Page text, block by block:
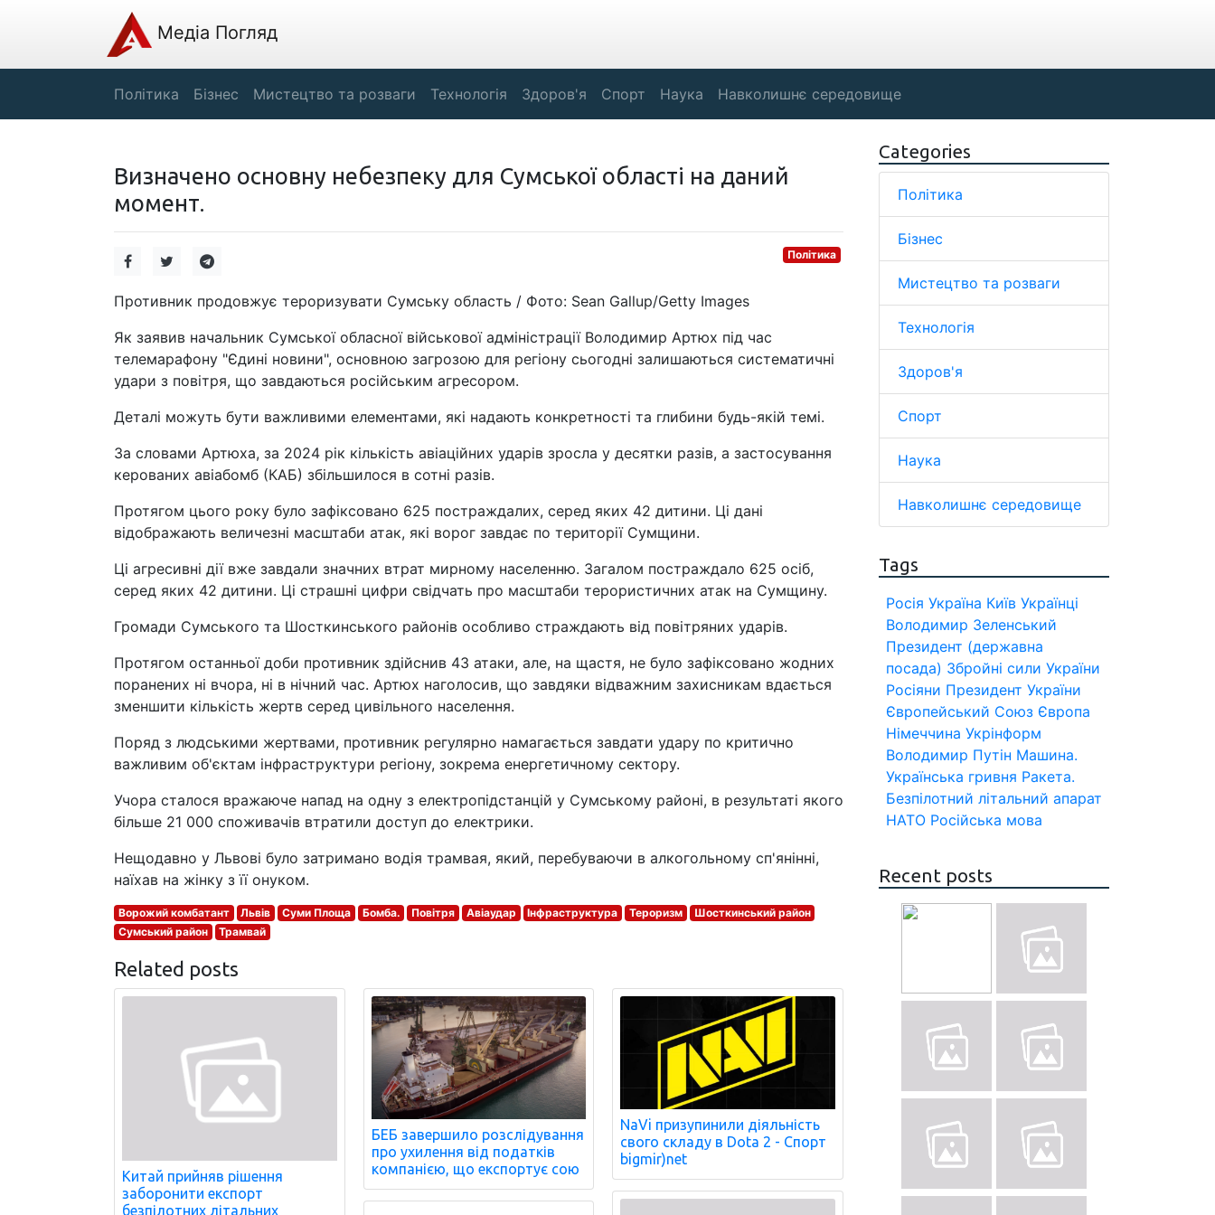
Медіа Погляд
Політика Бізнес Мистецтво та розваги Технологія Здоров'я Спорт Наука Навколишнє середовище
Визначено основну небезпеку для Сумської області на даний
момент.
Політика
Противник продовжує тероризувати Сумську область / Фото: Sean Gallup/Getty Images
Як заявив начальник Сумської обласної військової адміністрації Володимир Артюх під час
телемарафону "Єдині новини", основною загрозою для регіону сьогодні залишаються систематичні
удари з повітря, що завдаються російським агресором.
Деталі можуть бути важливими елементами, які надають конкретності та глибини будь-якій темі.
За словами Артюха, за 2024 рік кількість авіаційних ударів зросла у десятки разів, а застосування
керованих авіабомб (КАБ) збільшилося в сотні разів.
Протягом цього року було зафіксовано 625 постраждалих, серед яких 42 дитини. Ці дані
відображають величезні масштаби атак, які ворог завдає по території Сумщини.
Ці агресивні дії вже завдали значних втрат мирному населенню. Загалом постраждало 625 осіб,
серед яких 42 дитини. Ці страшні цифри свідчать про масштаби терористичних атак на Сумщину.
Громади Сумського та Шосткинського районів особливо страждають від повітряних ударів.
Протягом останньої доби противник здійснив 43 атаки, але, на щастя, не було зафіксовано жодних
поранених ні вчора, ні в нічний час. Артюх наголосив, що завдяки відважним захисникам вдається
зменшити кількість жертв серед цивільного населення.
Поряд з людськими жертвами, противник регулярно намагається завдати удару по критично
важливим об'єктам інфраструктури регіону, зокрема енергетичному сектору.
Учора сталося вражаюче напад на одну з електропідстанцій у Сумському районі, в результаті якого
більше 21 000 споживачів втратили доступ до електрики.
Нещодавно у Львові було затримано водія трамвая, який, перебуваючи в алкогольному сп'янінні,
наїхав на жінку з її онуком.
Ворожий комбатант Львів Суми Площа Бомба. Повітря Авіаудар Інфраструктура Тероризм
Шосткинський район
Сумський район
Трамвай
Related posts
Китай прийняв рішення
заборонити експорт
безпілотних літальних
БЕБ завершило розслідування
про ухилення від податків
компанією, що експортує сою
NaVi призупинили діяльність
свого складу в Dota 2 - Спорт
bigmir)net
Categories
Політика
Бізнес
Мистецтво та розваги
Технологія
Здоров'я
Спорт
Наука
Навколишнє середовище
Tags
Росія Україна Київ Українці
Володимир Зеленський
Президент (державна
посада) Збройні сили України
Росіяни Президент України
Європейський Союз Європа
Німеччина Укрінформ
Володимир Путін Машина.
Українська гривня Ракета.
Безпілотний літальний апарат
НАТО Російська мова
Recent posts